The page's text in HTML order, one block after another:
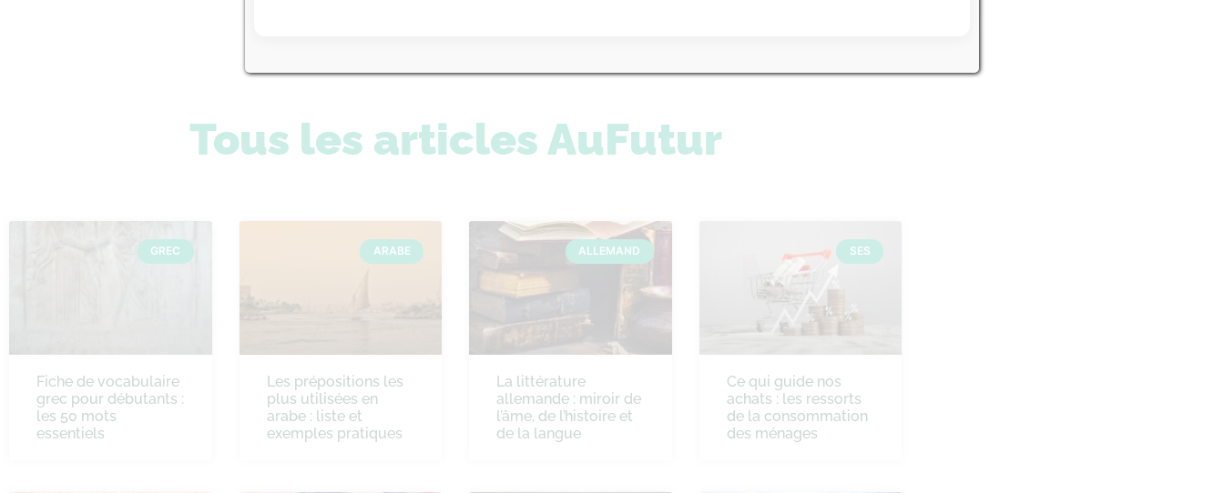
Tous les articles AuFutur
GREC
Fiche de vocabulaire
grec pour débutants :
les 50 mots
essentiels
ARABE
Les prépositions les
plus utilisées en
arabe : liste et
exemples pratiques
ALLEMAND
La littérature
allemande : miroir de
l’âme, de l’histoire et
de la langue
SES
Ce qui guide nos
achats : les ressorts
de la consommation
des ménages